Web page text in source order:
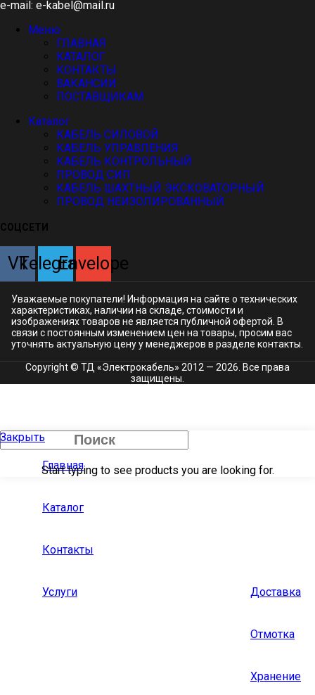
e-mail: e-kabel@mail.ru
Меню
ГЛАВНАЯ
КАТАЛОГ
КОНТАКТЫ
ВАКАНСИИ
ПОСТАВЩИКАМ
Каталог
КАБЕЛЬ СИЛОВОЙ
КАБЕЛЬ УПРАВЛЕНИЯ
КАБЕЛЬ КОНТРОЛЬНЫЙ
ПРОВОД СИП
КАБЕЛЬ ШАХТНЫЙ ЭКСКОВАТОРНЫЙ
ПРОВОД НЕИЗОЛИРОВАННЫЙ
СОЦСЕТИ
VkTelegramEnvelope
Уважаемые покупатели! Информация на сайте о технических
характеристиках, наличии на складе, стоимости и
изображениях товаров не является публичной офертой. В
связи с постоянным изменением цен на товары, просим вас
уточнять актуальную цену у менеджеров в разделе контакты.
Copyright © ТД «Электрокабель»​ 2012 — 2026. Все права
защищены.
Start typing to see products you are looking for.
Закрыть
Главная
Каталог
Контакты
Услуги Доставка
Отмотка
Хранение